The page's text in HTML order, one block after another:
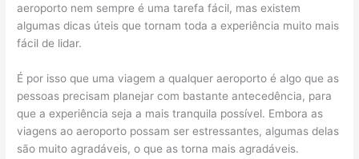
aeroporto nem sempre é uma tarefa fácil, mas existem
algumas dicas úteis que tornam toda a experiência muito mais
fácil de lidar.
É por isso que uma viagem a qualquer aeroporto é algo que as
pessoas precisam planejar com bastante antecedência, para
que a experiência seja a mais tranquila possível. Embora as
viagens ao aeroporto possam ser estressantes, algumas delas
são muito agradáveis, o que as torna mais agradáveis.